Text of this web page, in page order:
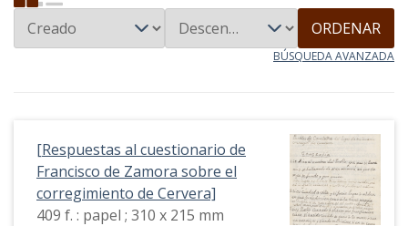
ORDENAR
BÚSQUEDA AVANZADA
[Respuestas al cuestionario de
Francisco de Zamora sobre el
corregimiento de Cervera]
409 f. : papel ; 310 x 215 mm